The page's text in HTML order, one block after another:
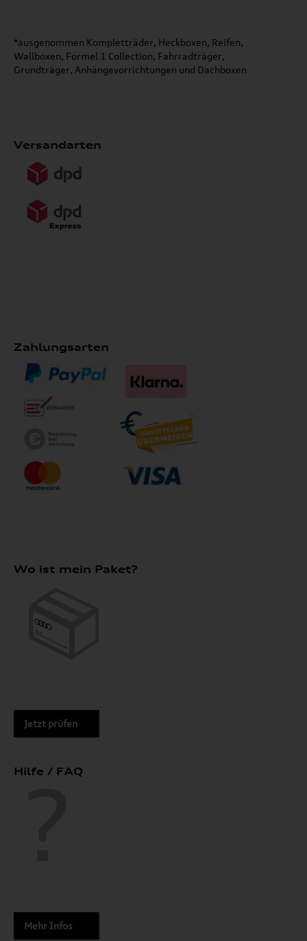
*ausgenommen Kompletträder, Heckboxen, Reifen,
Wallboxen, Formel 1 Collection, Fahrradträger,
Grundträger, Anhängevorrichtungen und Dachboxen
Versandarten
Zahlungsarten
Wo ist mein Paket?
Jetzt prüfen
Hilfe / FAQ
Mehr Infos